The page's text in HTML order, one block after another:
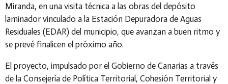
Miranda, en una visita técnica a las obras del depósito
laminador vinculado a la Estación Depuradora de Aguas
Residuales (EDAR) del municipio, que avanzan a buen ritmo y
se prevé finalicen el próximo año.
El proyecto, impulsado por el Gobierno de Canarias a través
de la Consejería de Política Territorial, Cohesión Territorial y